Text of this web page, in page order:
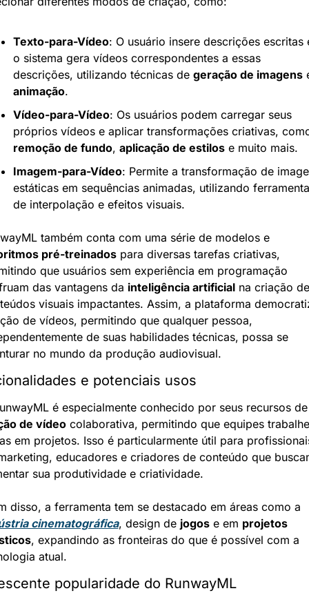
Texto-para-Vídeo: O usuário insere descrições escritas
o sistema gera vídeos correspondentes a essas
descrições, utilizando técnicas de geração de imagens
animação.
Vídeo-para-Vídeo: Os usuários podem carregar seus
remoção de fundo, aplicação de estilos e muito mais.
Imagem-para-Vídeo: Permite a transformação de
estáticas em sequências animadas, utilizando
de interpolação e efeitos visuais.
RunwayML também conta com uma série de modelos e
pré-treinados para diversas tarefas criativas,
que usuários sem experiência em programação
das vantagens da inteligência artificial na criação de
visuais impactantes. Assim, a plataforma
de vídeos, permitindo que qualquer pessoa,
de suas habilidades técnicas, possa se
no mundo da produção audiovisual.
e potenciais usos
O RunwayML é
de vídeo colaborativa, permitindo que equipes
em projetos. Isso é particularmente útil para
educadores e criadores de conteúdo que
sua produtividade e criatividade.
cinematográfica, design de jogos e em projetos
, expandindo as fronteiras do que é possível com a
atual.
popularidade do RunwayML